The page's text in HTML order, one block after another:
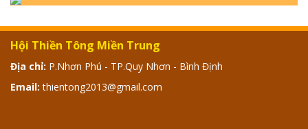
KHÔNG? XÁ LỢI PHẬT THẬT - GIẢ | TTTD
GIẢI ĐÁP THIỀN TÔNG ĐẶC BIỆT - P12 -
THÁNH ĐÂM THẦN VẶN HỌNG?
Hội Thiền Tông Miền Trung
Địa chỉ: P.Nhơn Phú - TP.Quy Nhơn - Bình Định
Email: thientong2013@gmail.com